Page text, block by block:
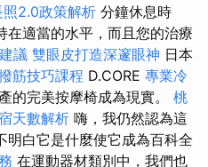
照2.0政策解析 分鐘休息時
在適當的水平，而且您的治療
議 雙眼皮打造深邃眼神 日本
筋技巧課程 D.CORE 專業冷
的完美按摩椅成為現實。 桃
天數解析 嗨，我仍然認為這
明白它是什麼使它成為百科全
在運動器材類別中，我們也